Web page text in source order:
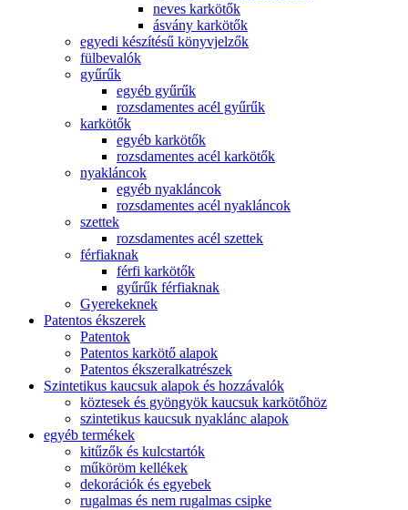
neves karkötők
ásvány karkötők
egyedi készítésű könyvjelzők
fülbevalók
gyűrűk
egyéb gyűrűk
rozsdamentes acél gyűrűk
karkötők
egyéb karkötők
rozsdamentes acél karkötők
nyakláncok
egyéb nyakláncok
rozsdamentes acél nyakláncok
szettek
rozsdamentes acél szettek
férfiaknak
férfi karkötők
gyűrűk férfiaknak
Gyerekeknek
Patentos ékszerek
Patentok
Patentos karkötő alapok
Patentos ékszeralkatrészek
Szintetikus kaucsuk alapok és hozzávalók
köztesek és gyöngyök kaucsuk karkötőhöz
szintetikus kaucsuk nyaklánc alapok
egyéb termékek
kitűzők és kulcstartók
műköröm kellékek
dekorációk és egyebek
rugalmas és nem rugalmas csipke